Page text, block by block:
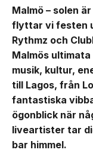
Malmö – solen
flyttar vi festen
Rythmz och
Malmös
musik, kultur,
till Lagos, från
fantastiska
ögonblick när
liveartister tar
bar himmel.